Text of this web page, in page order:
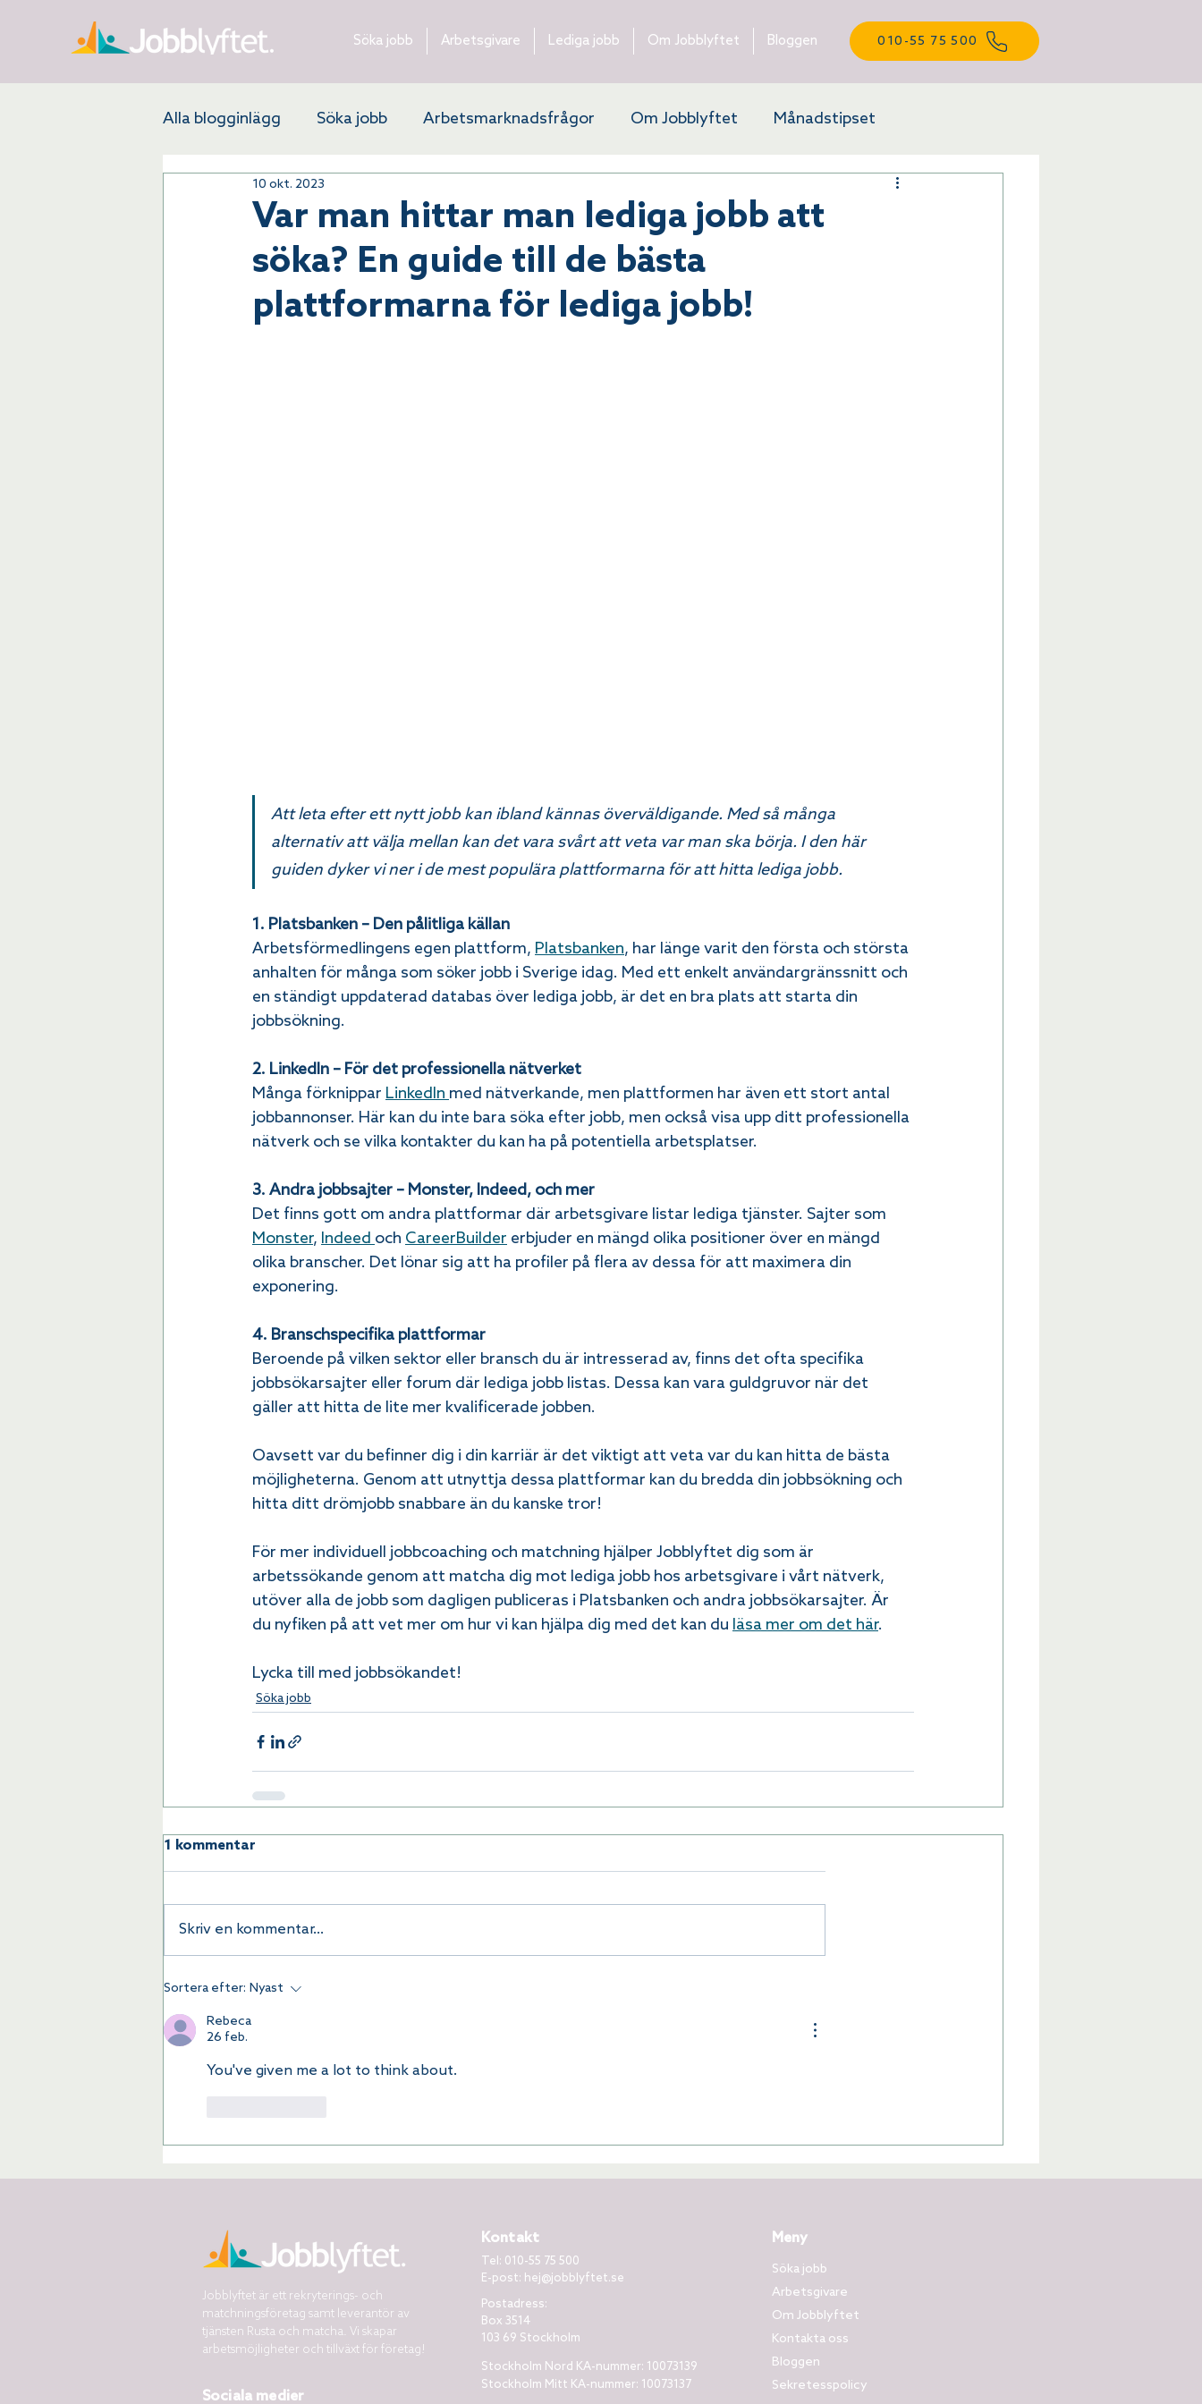
Söka jobb Arbetsgivare Lediga jobb Om Jobblyftet Bloggen 010-55 75 500
Alla blogginlägg Söka jobb Arbetsmarknadsfrågor Om Jobblyftet Månadstipset
Rusta och Matcha
Var man hittar man lediga jobb att
söka? En guide till de bästa
plattformarna för lediga jobb!
10 okt. 2023
Att leta efter ett nytt jobb kan ibland kännas överväldigande. Med så många
alternativ att välja mellan kan det vara svårt att veta var man ska börja. I den här
guiden dyker vi ner i de mest populära plattformarna för att hitta lediga jobb.
1. Platsbanken – Den pålitliga källan
Arbetsförmedlingens egen plattform, Platsbanken, har länge varit den första och största
anhalten för många som söker jobb i Sverige idag. Med ett enkelt användargränssnitt och
en ständigt uppdaterad databas över lediga jobb, är det en bra plats att starta din
jobbsökning.
2. LinkedIn – För det professionella nätverket
Många förknippar LinkedIn med nätverkande, men plattformen har även ett stort antal
jobbannonser. Här kan du inte bara söka efter jobb, men också visa upp ditt professionella
nätverk och se vilka kontakter du kan ha på potentiella arbetsplatser.
3. Andra jobbsajter – Monster, Indeed, och mer
Det finns gott om andra plattformar där arbetsgivare listar lediga tjänster. Sajter som
Monster, Indeed och CareerBuilder erbjuder en mängd olika positioner över en mängd
olika branscher. Det lönar sig att ha profiler på flera av dessa för att maximera din
exponering.
4. Branschspecifika plattformar
Beroende på vilken sektor eller bransch du är intresserad av, finns det ofta specifika
jobbsökarsajter eller forum där lediga jobb listas. Dessa kan vara guldgruvor när det
gäller att hitta de lite mer kvalificerade jobben.
Oavsett var du befinner dig i din karriär är det viktigt att veta var du kan hitta de bästa
möjligheterna. Genom att utnyttja dessa plattformar kan du bredda din jobbsökning och
hitta ditt drömjobb snabbare än du kanske tror!
För mer individuell jobbcoaching och matchning hjälper Jobblyftet dig som är
arbetssökande genom att matcha dig mot lediga jobb hos arbetsgivare i vårt nätverk,
utöver alla de jobb som dagligen publiceras i Platsbanken och andra jobbsökarsajter. Är
du nyfiken på att vet mer om hur vi kan hjälpa dig med det kan du läsa mer om det här.
Lycka till med jobbsökandet!
Söka jobb
1 kommentar
Skriv en kommentar...
Sortera efter: Nyast
Rebeca
26 feb.
You've given me a lot to think about.
Jobblyftet är ett rekryterings- och
matchningsföretag samt leverantör av
tjänsten Rusta och matcha. Vi skapar
arbetsmöjligheter och tillväxt för företag!
Sociala medier
Kontakt
Tel: 010-55 75 500
E-post: hej@jobblyftet.se
Postadress:
Box 3514
103 69 Stockholm
Stockholm Nord KA-nummer: 10073139
Stockholm Mitt KA-nummer: 10073137
Meny
Söka jobb
Arbetsgivare
Om Jobblyftet
Kontakta oss
Bloggen
Sekretesspolicy